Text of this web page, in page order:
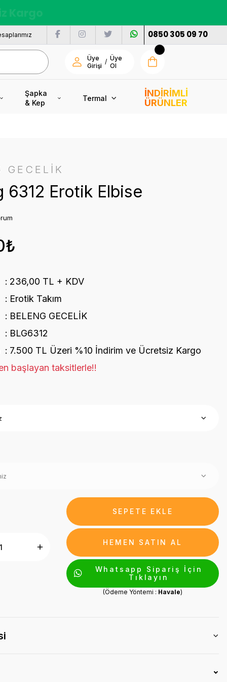
0850 305 09 70
Üye
Girişi
/ Üye
Ol
Şapka
& Kep
Termal
İNDİRİMLİ
ÜRÜNLER
GECELİK
6312 Erotik Elbise
236,00 TL + KDV
Erotik Takım
BELENG GECELİK
BLG6312
7.500 TL Üzeri %10 İndirim ve Ücretsiz Kargo
başlayan taksitlerle!!
SEPETE EKLE
HEMEN SATIN AL
Whatsapp Sipariş İçin
Tıklayın
(Ödeme Yöntemi : Havale)